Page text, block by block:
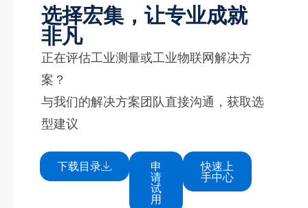
选择宏集，让专业成就
非凡
正在评估工业测量或工业物联网解决方
案？
与我们的解决方案团队直接沟通，获取选
型建议
下载目录 申
请
试
用
快速上
手中心